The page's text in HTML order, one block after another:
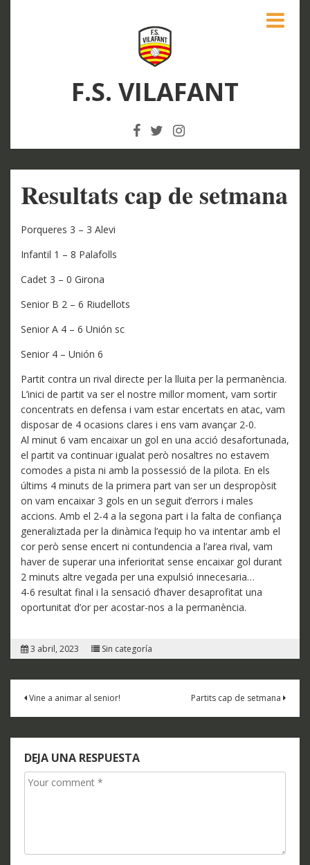
F.S. VILAFANT
Resultats cap de setmana
Porqueres 3 – 3 Alevi
Infantil 1 – 8 Palafolls
Cadet 3 – 0 Girona
Senior B 2 – 6 Riudellots
Senior A 4 – 6 Unión sc
Senior 4 – Unión 6
Partit contra un rival directe per la lluita per la permanència.
L’inici de partit va ser el nostre millor moment, vam sortir
concentrats en defensa i vam estar encertats en atac, vam
disposar de 4 ocasions clares i ens vam avançar 2-0.
Al minut 6 vam encaixar un gol en una acció desafortunada,
el partit va continuar igualat però nosaltres no estavem
comodes a pista ni amb la possessió de la pilota. En els
últims 4 minuts de la primera part van ser un despropòsit
on vam encaixar 3 gols en un seguit d’errors i males
accions. Amb el 2-4 a la segona part i la falta de confiança
generaliztada per la dinàmica l’equip ho va intentar amb el
cor però sense encert ni contundencia a l’area rival, vam
haver de superar una inferioritat sense encaixar gol durant
2 minuts altre vegada per una expulsió innecesaria…
4-6 resultat final i la sensació d’haver desaprofitat una
oportunitat d’or per acostar-nos a la permanència.
3 abril, 2023 Sin categoría
Navegación
de
entradas
Vine a animar al senior! Partits cap de setmana
DEJA UNA RESPUESTA
Comment